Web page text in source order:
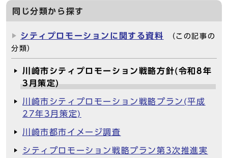
同じ分類から探す
シティプロモーションに関する資料
（この記事の
分類）
川崎市シティプロモーション戦略方針(令和8年
3月策定)
川崎市シティプロモーション戦略プラン(平成
27年3月策定)
川崎市都市イメージ調査
シティプロモーション戦略プラン第3次推進実